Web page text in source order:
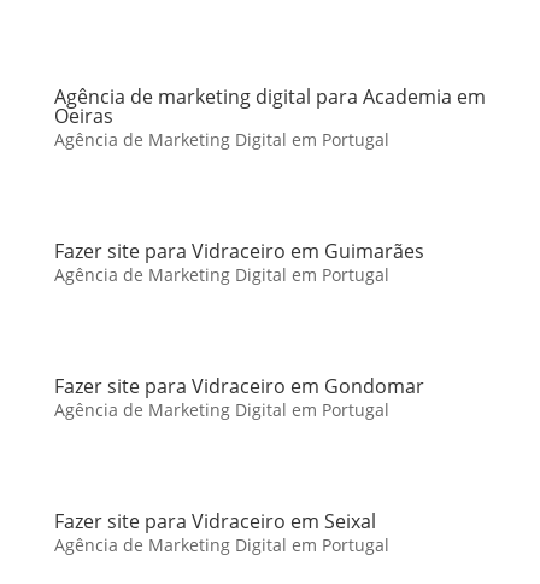
Agência de marketing digital para Academia em
Oeiras
Agência de Marketing Digital em Portugal
Fazer site para Vidraceiro em Guimarães
Agência de Marketing Digital em Portugal
Fazer site para Vidraceiro em Gondomar
Agência de Marketing Digital em Portugal
Fazer site para Vidraceiro em Seixal
Agência de Marketing Digital em Portugal